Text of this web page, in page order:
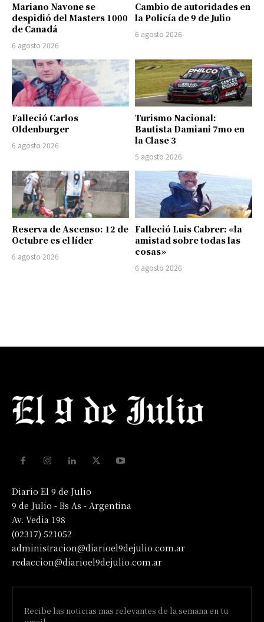
Mariano Navone se
despidió del Masters 1000
de Canadá
6 agosto 2026
Cambio de autoridades en
la Policía de 9 de Julio
6 agosto 2026
Falleció Carlos
Oldenburger
6 agosto 2026
Turismo Nacional:
Bautista Damiani 7mo en
la Clase 3
5 agosto 2026
Reserva de Ascenso: 12 de
Octubre es el líder
6 agosto 2026
Falleció Luis Cabrer: «la
amistad sobre todas las
cosas»
6 agosto 2026
Diario El 9 de Julio
9 de Julio - Bs As - Argentina
Av. Vedia 198
(02317) 521052
administracion@diarioel9dejulio.com.ar
redaccion@diarioel9dejulio.com.ar
Recibe las noticias mas relevantes de la semana en tu